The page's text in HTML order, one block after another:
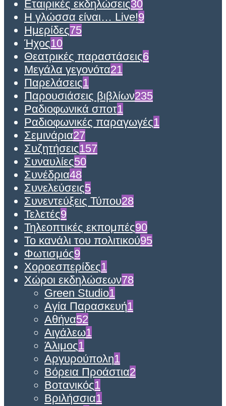
Εταιρικές εκδηλώσεις30
Η γλώσσα είναι… Live!9
Ημερίδες75
Ήχος10
Θεατρικές παραστάσεις6
Μεγάλα γεγονότα21
Παρελάσεις1
Παρουσιάσεις βιβλίων235
Ραδιοφωνικά σποτ1
Ραδιοφωνικές παραγωγές1
Σεμινάρια27
Συζητήσεις157
Συναυλίες50
Συνέδρια48
Συνελεύσεις5
Συνεντεύξεις Τύπου28
Τελετές9
Τηλεοπτικές εκπομπές90
Το κανάλι του πολιτικού95
Φωτισμός9
Χοροεσπερίδες1
Χώροι εκδηλώσεων78
Green Studio1
Αγία Παρασκευή1
Αθήνα52
Αιγάλεω1
Άλιμος1
Αργυρούπολη1
Βόρεια Προάστια2
Βοτανικός1
Βριλήσσια1